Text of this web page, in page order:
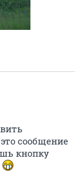
сообщение
кнопку